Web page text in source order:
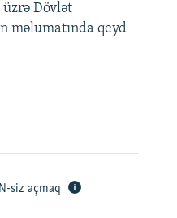
Dövlət
məlumatında qeyd
siz açmaq